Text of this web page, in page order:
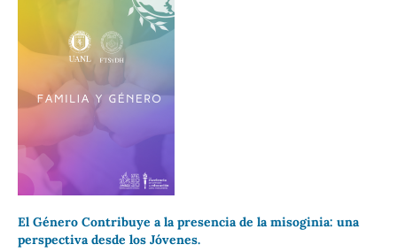
El Género Contribuye a la presencia de la misoginia: una
perspectiva desde los Jóvenes.